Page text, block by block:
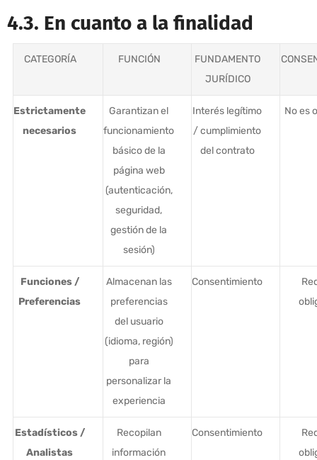
4.3. En cuanto a la finalidad
CATEGORÍA FUNCIÓN
FUNDAMENTO
JURÍDICO
Estrictamente
necesarios
Garantizan el
funcionamiento
básico de la
página web
(autenticación,
seguridad,
gestión de la
sesión)
Interés legítimo
/ cumplimiento
del contrato
No es
Funciones /
Preferencias
Almacenan las
preferencias
del usuario
(idioma, región)
para
personalizar la
experiencia
Consentimiento
Estadísticos /
Analistas
Recopilan
información
Consentimiento